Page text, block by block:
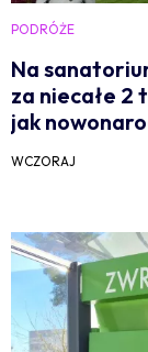
PODRÓŻE
Na
za niecałe 2
jak
WCZORAJ